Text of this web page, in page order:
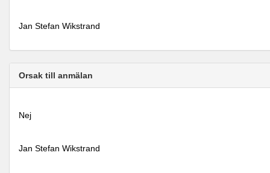
Jan Stefan Wikstrand
Orsak till anmälan
Nej
Jan Stefan Wikstrand